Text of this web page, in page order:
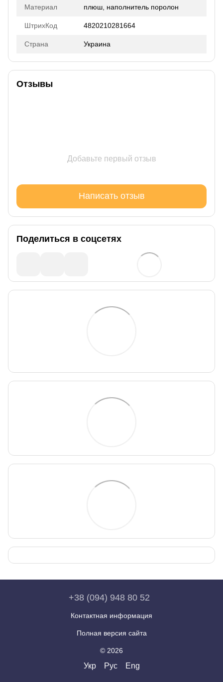
Материал плюш, наполнитель поролон
ШтрихКод 4820210281664
Страна Украина
Отзывы
Добавьте первый отзыв
Написать отзыв
Поделиться в соцсетях
+38 (094) 948 80 52
Контактная информация
Полная версия сайта
© 2026
Укр Рус Eng